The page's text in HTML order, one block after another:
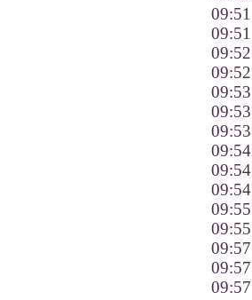
09:51
09:51
09:52
09:52
09:53
09:53
09:53
09:54
09:54
09:54
09:55
09:55
09:57
09:57
09:57